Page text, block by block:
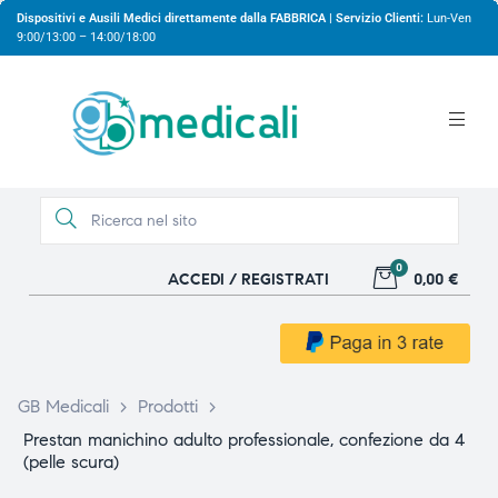
Dispositivi e Ausili Medici direttamente dalla FABBRICA | Servizio Clienti: Lun-Ven
9:00/13:00 – 14:00/18:00
ACCEDI / REGISTRATI
0
0,00 €
GB Medicali > Prodotti
>
Prestan manichino adulto professionale, confezione da 4
(pelle scura)